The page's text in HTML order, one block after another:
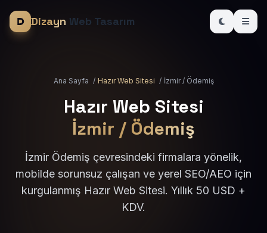
Dizayn Web Tasarım
Ana Sayfa / Hazır Web Sitesi / İzmir / Ödemiş
Hazır Web Sitesi
İzmir / Ödemiş
İzmir Ödemiş çevresindeki firmalara yönelik,
mobilde sorunsuz çalışan ve yerel SEO/AEO için
kurgulanmış Hazır Web Sitesi. Yıllık 50 USD +
KDV.